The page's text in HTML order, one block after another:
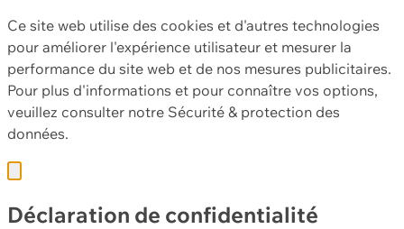
Ce site web utilise des cookies et d'autres technologies
pour améliorer l'expérience utilisateur et mesurer la
performance du site web et de nos mesures publicitaires.
Pour plus d'informations et pour connaître vos options,
veuillez consulter notre Sécurité & protection des
données.
Déclaration de confidentialité